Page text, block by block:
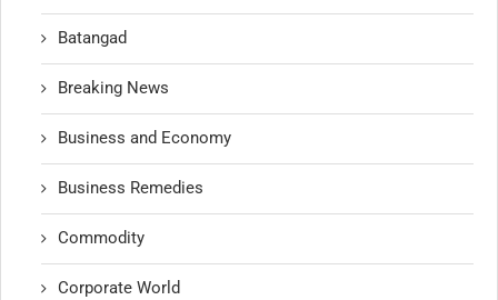
Batangad
Breaking News
Business and Economy
Business Remedies
Commodity
Corporate World